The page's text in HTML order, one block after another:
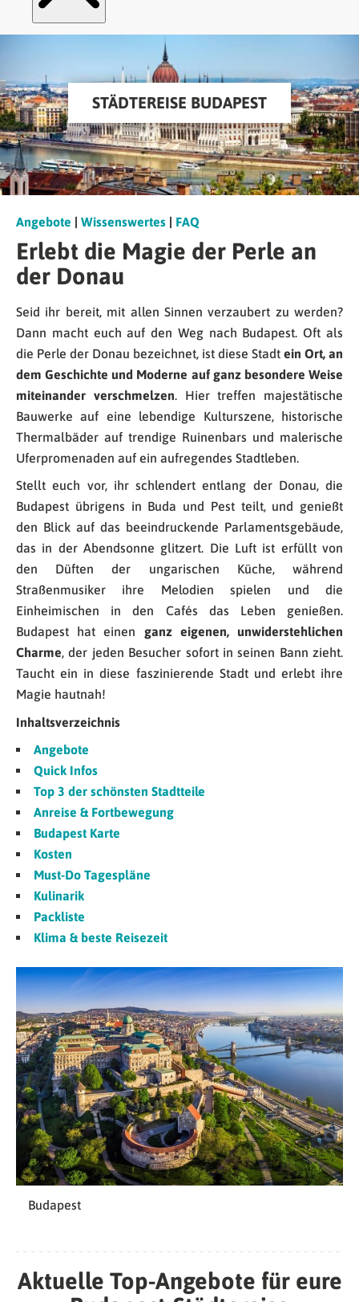
STÄDTEREISE BUDAPEST
Angebote Wissenswertes FAQ
Erlebt die Magie der Perle an
der Donau
Seid ihr bereit, mit allen Sinnen verzaubert zu werden?
Dann macht euch auf den Weg nach Budapest. Oft als
die Perle der Donau bezeichnet, ist diese Stadt ein Ort, an
dem Geschichte und Moderne auf ganz besondere Weise
miteinander verschmelzen. Hier treffen majestätische
Bauwerke auf eine lebendige Kulturszene, historische
Thermalbäder auf trendige Ruinenbars und malerische
Uferpromenaden auf ein aufregendes Stadtleben.
Stellt euch vor, ihr schlendert entlang der Donau, die
Budapest übrigens in Buda und Pest teilt, und genießt
den Blick auf das beeindruckende Parlamentsgebäude,
das in der Abendsonne glitzert. Die Luft ist erfüllt von
den Düften der ungarischen Küche, während
Straßenmusiker ihre Melodien spielen und die
Einheimischen in den Cafés das Leben genießen.
Budapest hat einen ganz eigenen, unwiderstehlichen
Charme, der jeden Besucher sofort in seinen Bann zieht.
Taucht ein in diese faszinierende Stadt und erlebt ihre
Magie hautnah!
Inhaltsverzeichnis
Angebote
Quick Infos
Top 3 der schönsten Stadtteile
Anreise & Fortbewegung
Budapest Karte
Kosten
Must-Do Tagespläne
Kulinarik
Packliste
Klima & beste Reisezeit
Budapest
Aktuelle Top-Angebote für eure